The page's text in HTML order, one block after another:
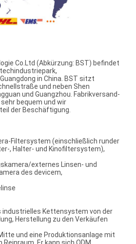
Co.Ltd (Abkürzung: BST) befindet
in China. BST sitzt
und neben Shen
und Guangzhou. Fabrikversand-
bequem und wir
der Beschäftigung.
Filtersystem (einschließlich runder
, Halter- und Kinofiltersystem),
externes Linsen- und
des devicem,
industrielles Kettensystem von der
Herstellung zu den Verkäufen
und eine Produktionsanlage mit
Er kann sich ODM